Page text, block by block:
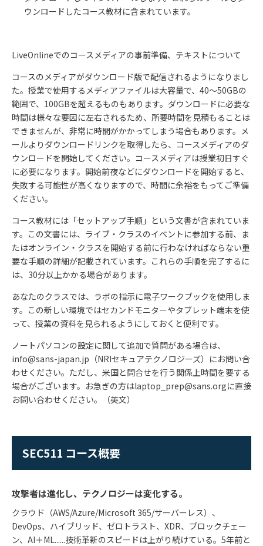
ウンロードしたコース教材に含まれています。
LiveOnlineでのコースメディアの事前準備、テキストについて
コースのメディアがダウンロード版で配信されるようになりまし
た。授業で使用するメディアファイルは大容量で、 40〜50GBの
範囲で、 100GBを超えるものも あります。ダウンロードに必要な
時間は様々な要因に左右されるため、所要時間を見積もることは
できませんが、非常に時間がかかってしまう場合もあります。メ
ールよりダウンロードリンクを取得したら、コースメディアのダ
ウンロードを開始してください。コースメディアは授業初日すぐ
に必要になります。開始前夜などにダウンロードを開始すると、
失敗する可能性が高くなりますので、時間に余裕をもってご準備
ください。
コース教材には「セットアップ手順」という文書が含まれていま
す。この文書には、ライブ・クラスのイベントに参加する前、ま
たはオンライン・クラスを開始する前に行わなければならない重
要な手順の詳細が記載されています。これらの手順を完了するに
は、30分以上かかる場合があります。
あなたのクラスでは、ラボの指示に電子ワークブックを使用しま
す。この新しい環境ではセカンドモニターやタブレット端末を使
って、授業の資料を見られるようにしておくと便利です。
ノートパソコンの設定に関して追加で質問がある場合は、
info@sans-japan.jp （NRIセキュアテクノロジーズ）にお問い合
わせください。ただし、米国と問合せを行う関係上時間を要する
場合がございます。お急ぎの方はlaptop_prep@sans.orgに直接
お問い合わせください。（英文）
SEC511 コース概要
攻撃者は進化し、テクノロジーは変化する。
クラウド（AWS/Azure/Microsoft 365/サーバーレス）、
DevOps、ハイブリッド、ゼロトラスト、XDR、ブロックチェー
ン、AI＋ML......技術革新のスピードは上がり続けている。5年前と